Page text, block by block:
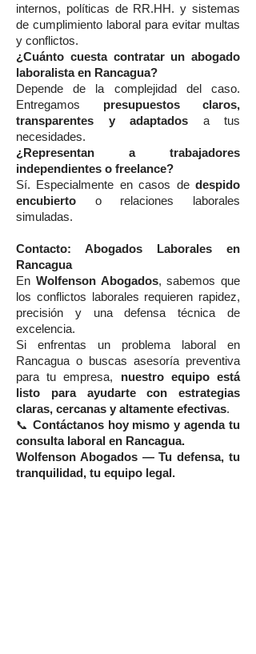
internos, políticas de RR.HH. y sistemas
de cumplimiento laboral para evitar multas
y conflictos.
¿Cuánto cuesta contratar un abogado
laboralista en Rancagua?
Depende de la complejidad del caso.
Entregamos presupuestos claros,
transparentes y adaptados a tus
necesidades.
¿Representan a trabajadores
independientes o freelance?
Sí. Especialmente en casos de despido
encubierto o relaciones laborales
simuladas.
Contacto: Abogados Laborales en
Rancagua
En Wolfenson Abogados, sabemos que
los conflictos laborales requieren rapidez,
precisión y una defensa técnica de
excelencia.
Si enfrentas un problema laboral en
Rancagua o buscas asesoría preventiva
para tu empresa, nuestro equipo está
listo para ayudarte con estrategias
claras, cercanas y altamente efectivas.
📞 Contáctanos hoy mismo y agenda tu
consulta laboral en Rancagua.
Wolfenson Abogados — Tu defensa, tu
tranquilidad, tu equipo legal.